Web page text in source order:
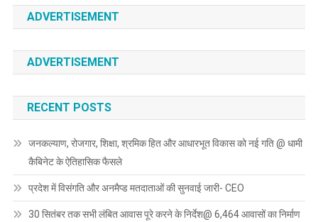
ADVERTISEMENT
ADVERTISEMENT
RECENT POSTS
जनकल्याण, रोजगार, शिक्षा, श्रमिक हित और आधारभूत विकास को नई गति @ धामी
कैबिनेट के ऐतिहासिक फैसले
प्रदेश में विसंगति और अनमैप्ड मतदाताओं की सुनवाई जारी- CEO
30 सितंबर तक सभी लंबित आवास पूरे करने के निर्देश@ 6,464 आवासों का निर्माण